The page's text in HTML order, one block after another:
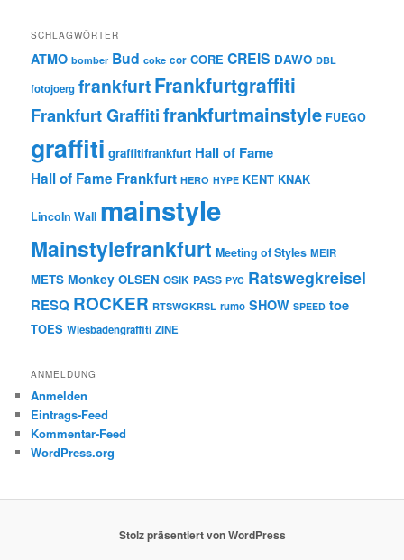
SCHLAGWÖRTER
ATMO bomber Bud coke cor CORE CREIS DAWO DBL
fotojoerg frankfurtFrankfurtgraffiti
Frankfurt Graffitifrankfurtmainstyle FUEGO
graffiti graffitifrankfurt Hall of Fame
Hall of Fame Frankfurt HERO HYPE KENT KNAK
Lincoln Wall mainstyle
Mainstylefrankfurt Meeting of Styles MEIR
METS Monkey OLSEN OSIK PASS PYC Ratswegkreisel
RESQ ROCKER RTSWGKRSL rumo SHOW SPEED toe
TOES Wiesbadengraffiti ZINE
ANMELDUNG
Anmelden
Eintrags-Feed
Kommentar-Feed
WordPress.org
Stolz präsentiert von WordPress